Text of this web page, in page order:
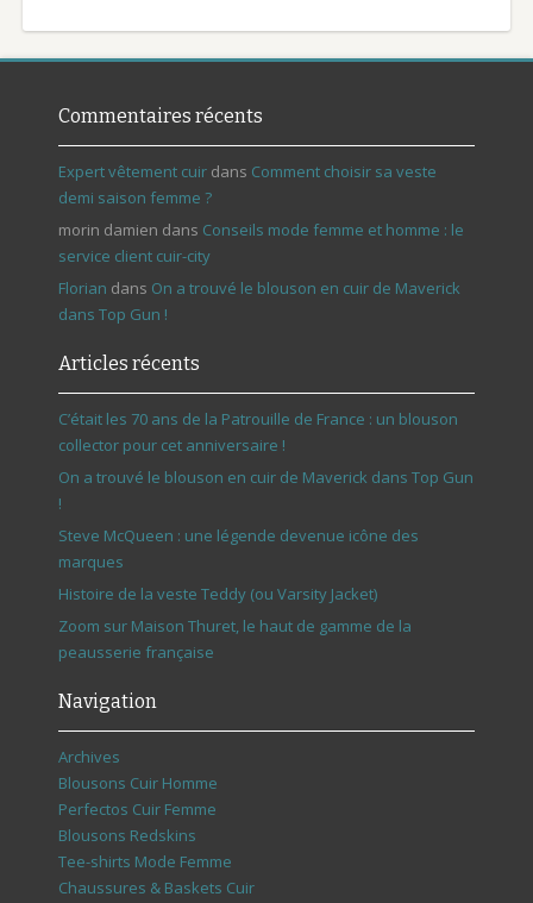
Commentaires récents
Expert vêtement cuirdans Comment choisir sa veste
demi saison femme ?
morin damien dans Conseils mode femme et homme : le
service client cuir-city
Florian dans On a trouvé le blouson en cuir de Maverick
dans Top Gun !
Articles récents
C’était les 70 ans de la Patrouille de France : un blouson
collector pour cet anniversaire !
On a trouvé le blouson en cuir de Maverick dans Top Gun
!
Steve McQueen : une légende devenue icône des
marques
Histoire de la veste Teddy (ou Varsity Jacket)
Zoom sur Maison Thuret, le haut de gamme de la
peausserie française
Navigation
Archives
Blousons Cuir Homme
Perfectos Cuir Femme
Blousons Redskins
Tee-shirts Mode Femme
Chaussures & Baskets Cuir